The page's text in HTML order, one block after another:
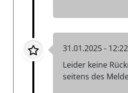
31.01.2025 - 12:22
Leider keine
seitens des